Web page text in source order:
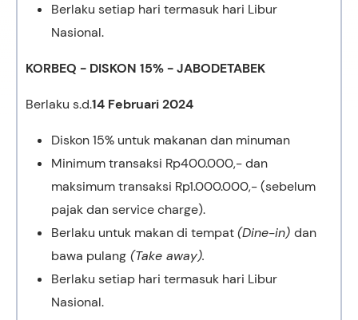
Berlaku setiap hari termasuk hari Libur
Nasional.
KORBEQ - DISKON 15% - JABODETABEK
Berlaku s.d.14 Februari 2024
Diskon 15% untuk makanan dan minuman
Minimum transaksi Rp400.000,- dan
maksimum transaksi Rp1.000.000,- (sebelum
pajak dan service charge).
Berlaku untuk makan di tempat(Dine-in) dan
bawa pulang (Take away).
Berlaku setiap hari termasuk hari Libur
Nasional.